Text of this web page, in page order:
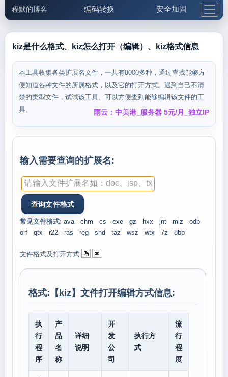
程默的博客 编码转换 安全加固
邮件工具 生活便民 更多工具
5.1支付宝大红包
kiz是什么格式、kiz怎么打开（编辑）、kiz格式信息
本工具收集各类扩展名文件，一共有8000多种，通过查找能够方
便知道各种文件的所属格式，以及它的打开方式。遇到自己不清
楚的类型文件，试试该工具。可以方便查到能够编辑该文件的工
具。
雨云：中美港_服务器 5元/月_独立IP
输入需要查询的扩展名:
常见文件格式: ava chm cs exe gz hxx jnt miz
odb
orf
qtx r22 ras reg snd taz wsz wtx 7z 8bp
文件格式及打开方式:
格式:【 kiz】文件打开编辑方式信息:
执
行
程
序
产
品
名
称
详细
说明
开
发
公
司
执行方
式
流
行
程
度